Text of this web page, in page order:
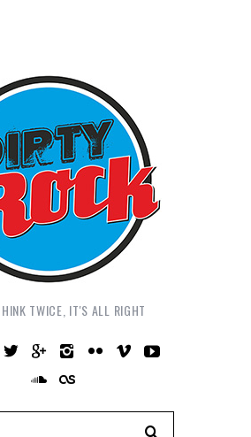
TWICE, IT'S ALL RIGHT